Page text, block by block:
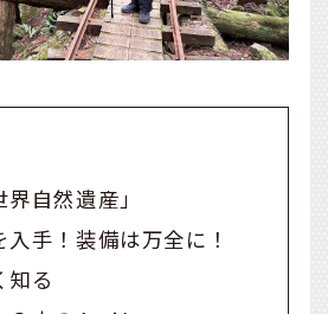
自然遺産」
入手！装備は万全に！
知る